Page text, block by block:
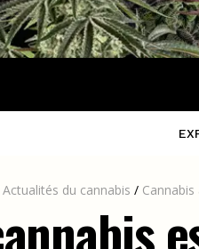
Actualités du cannabis /